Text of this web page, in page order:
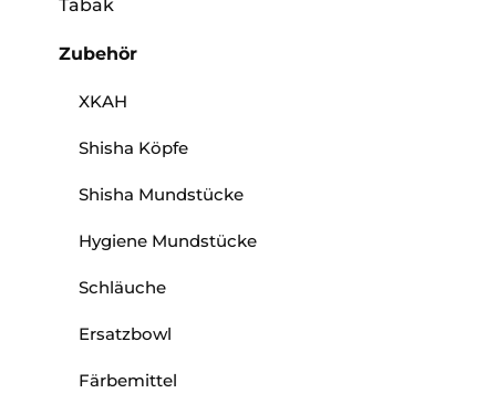
Tabak
Zubehör
XKAH
Shisha Köpfe
Shisha Mundstücke
Hygiene Mundstücke
Schläuche
Ersatzbowl
Färbemittel